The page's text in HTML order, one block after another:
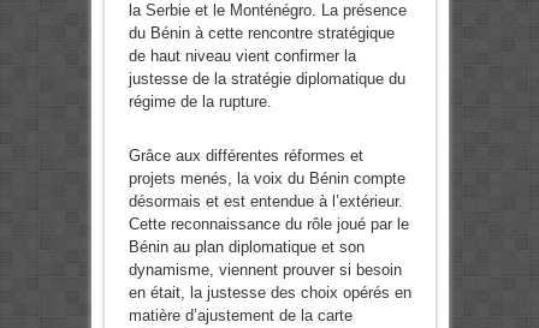
la Serbie et le Monténégro. La présence
du Bénin à cette rencontre stratégique
de haut niveau vient confirmer la
justesse de la stratégie diplomatique du
régime de la rupture.
Grâce aux différentes réformes et
projets menés, la voix du Bénin compte
désormais et est entendue à l’extérieur.
Cette reconnaissance du rôle joué par le
Bénin au plan diplomatique et son
dynamisme, viennent prouver si besoin
en était, la justesse des choix opérés en
matière d’ajustement de la carte